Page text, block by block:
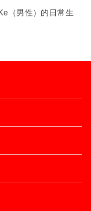
（男性）的日常生